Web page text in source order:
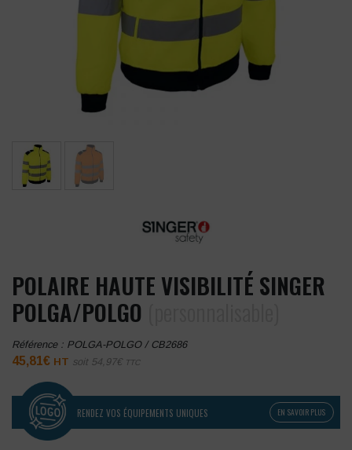
POLAIRE HAUTE VISIBILITÉ SINGER
POLGA/POLGO
Référence : POLGA-POLGO / CB2686
45,81€ HT soit 54,97€ TTC
RENDEZ VOS ÉQUIPEMENTS UNIQUES EN SAVOIR PLUS